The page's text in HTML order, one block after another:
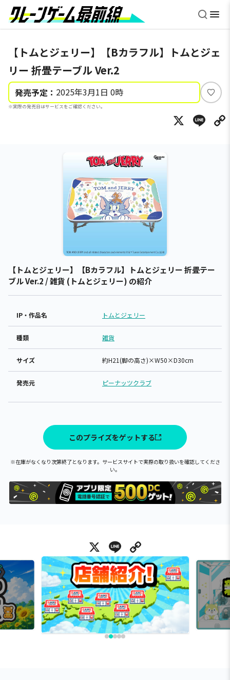
【トムとジェリー】【Bカラフル】トムとジェ
リー 折畳テーブル Ver.2
発売予定： 2025年3月1日 0時
※実際の発売日はサービスをご確認ください。
い
ね
X
【トムとジェリー】【Bカラフル】トムとジェリー 折畳テー
ブル Ver.2 / 雑貨 (トムとジェリー) の紹介
IP・作品名 トムとジェリー
種類 雑貨
サイズ 約H21(脚の高さ)×W50×D30cm
発売元 ピーナッツクラブ
このプライズをゲットする
※在庫がなくなり次第終了となります。サービスサイトで実際の取り扱いを確認してくださ
い。
X Line